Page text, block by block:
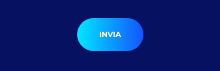
INVIA